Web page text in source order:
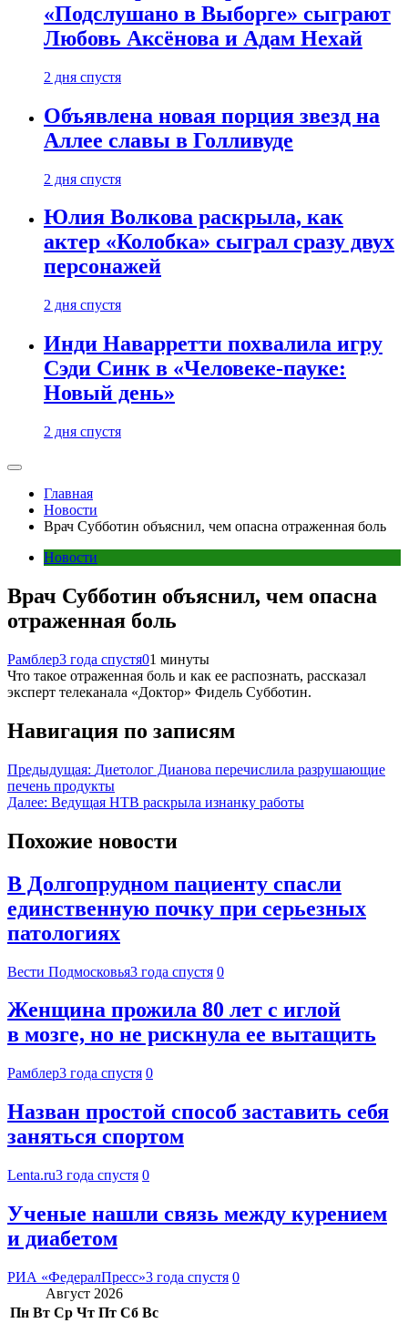
«Подслушано в Выборге» сыграют
Любовь Аксёнова и Адам Нехай
2 дня спустя
Объявлена новая порция звезд на
Аллее славы в Голливуде
2 дня спустя
Юлия Волкова раскрыла, как
актер «Колобка» сыграл сразу двух
персонажей
2 дня спустя
Инди Наварретти похвалила игру
Сэди Синк в «Человеке-пауке:
Новый день»
2 дня спустя
Главная
Новости
Врач Субботин объяснил, чем опасна отраженная боль
Новости
Врач Субботин объяснил, чем опасна
отраженная боль
Рамблер3 года спустя01 минуты
Что такое отраженная боль и как ее распознать, рассказал
эксперт телеканала «Доктор» Фидель Субботин.
Навигация по записям
Предыдущая: Диетолог Дианова перечислила разрушающие
печень продукты
Далее: Ведущая НТВ раскрыла изнанку работы
Похожие новости
В Долгопрудном пациенту спасли
единственную почку при серьезных
патологиях
Вести Подмосковья3 года спустя 0
Женщина прожила 80 лет с иглой
в мозге, но не рискнула ее вытащить
Рамблер3 года спустя 0
Назван простой способ заставить себя
заняться спортом
Lenta.ru3 года спустя 0
Ученые нашли связь между курением
и диабетом
РИА «ФедералПресс»3 года спустя 0
Август 2026
Пн Вт Ср Чт Пт Сб Вс